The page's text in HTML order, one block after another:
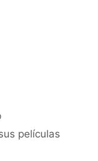
películas